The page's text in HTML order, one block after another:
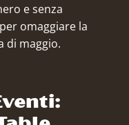
e senza
omaggiare la
di maggio.